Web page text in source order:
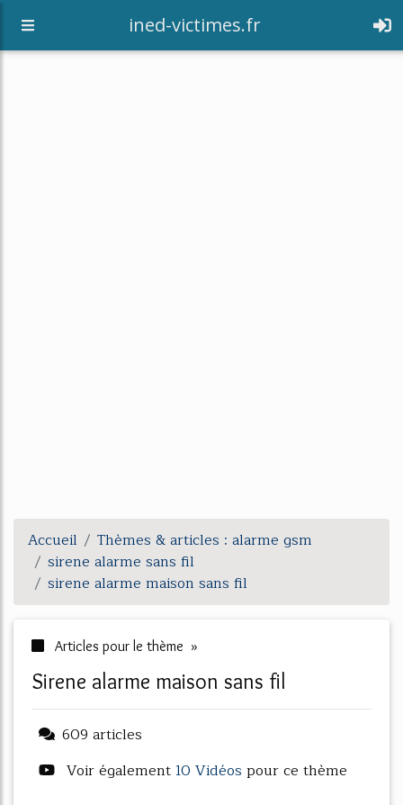
ined-victimes.fr
Accueil
Thèmes & articles : alarme gsm
sirene alarme sans fil
sirene alarme maison sans fil
Articles pour le thème »
sirene alarme maison sans fil
609 articles
Voir également 10 Vidéos pour ce thème